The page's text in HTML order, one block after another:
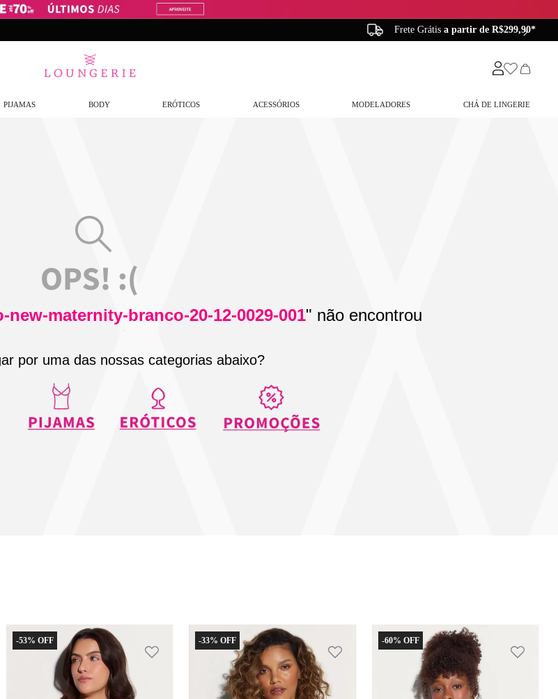
Frete Grátis a partir de R$299,90*
PIJAMAS BODY ERÓTICOS ACESSÓRIOS MODELADORES CHÁ DE LINGERIE
maternity-branco-20-12-0029-001" não encontrou
por uma das nossas categorias abaixo?
-53% -33% -60%